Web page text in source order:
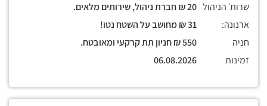
שרות׳ הניהול
ארנונה:
חניה
זמינות